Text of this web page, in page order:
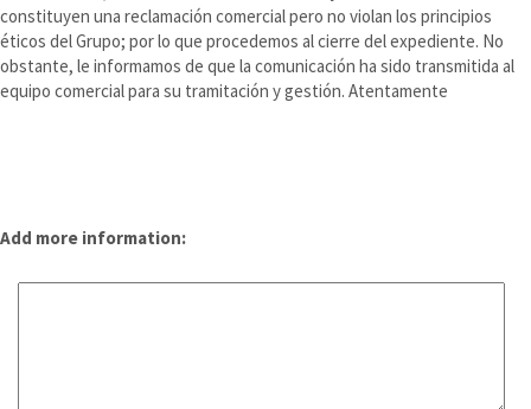
constituyen una reclamación comercial pero no violan los principios
éticos del Grupo; por lo que procedemos al cierre del expediente. No
obstante, le informamos de que la comunicación ha sido transmitida al
equipo comercial para su tramitación y gestión. Atentamente
Add more information: